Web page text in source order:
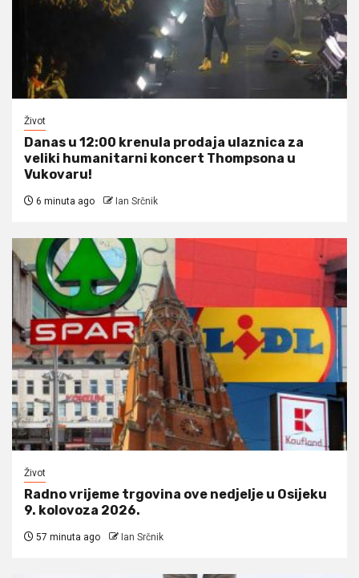
Život
Danas u 12:00 krenula prodaja ulaznica za
veliki humanitarni koncert Thompsona u
Vukovaru!
6 minuta ago Ian Srčnik
Život
Radno vrijeme trgovina ove nedjelje u Osijeku
9. kolovoza 2026.
57 minuta ago Ian Srčnik